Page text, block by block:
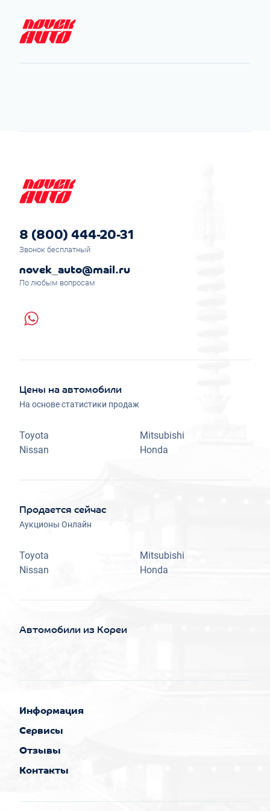
8 (800) 444-20-31
Звонок бесплатный
novek_auto@mail.ru
По любым вопросам
Цены на автомобили
На основе статистики продаж
Toyota
Nissan
Mitsubishi
Honda
Продается сейчас
Аукционы Онлайн
Toyota
Nissan
Mitsubishi
Honda
Автомобили из Кореи
Информация
Сервисы
Отзывы
Контакты